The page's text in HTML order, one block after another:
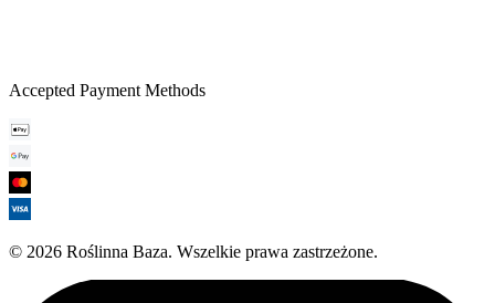
Accepted Payment Methods
© 2026 Roślinna Baza. Wszelkie prawa zastrzeżone.